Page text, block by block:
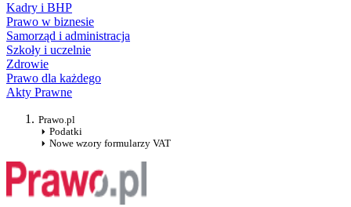
Kadry i BHP
Prawo w biznesie
Samorząd i administracja
Szkoły i uczelnie
Zdrowie
Prawo dla każdego
Akty Prawne
Prawo.pl
Podatki
Nowe wzory formularzy VAT